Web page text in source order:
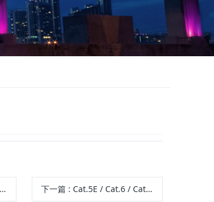
下一篇 : Cat.5E / Cat.6 / Cat.6a LAN Cable Assembly